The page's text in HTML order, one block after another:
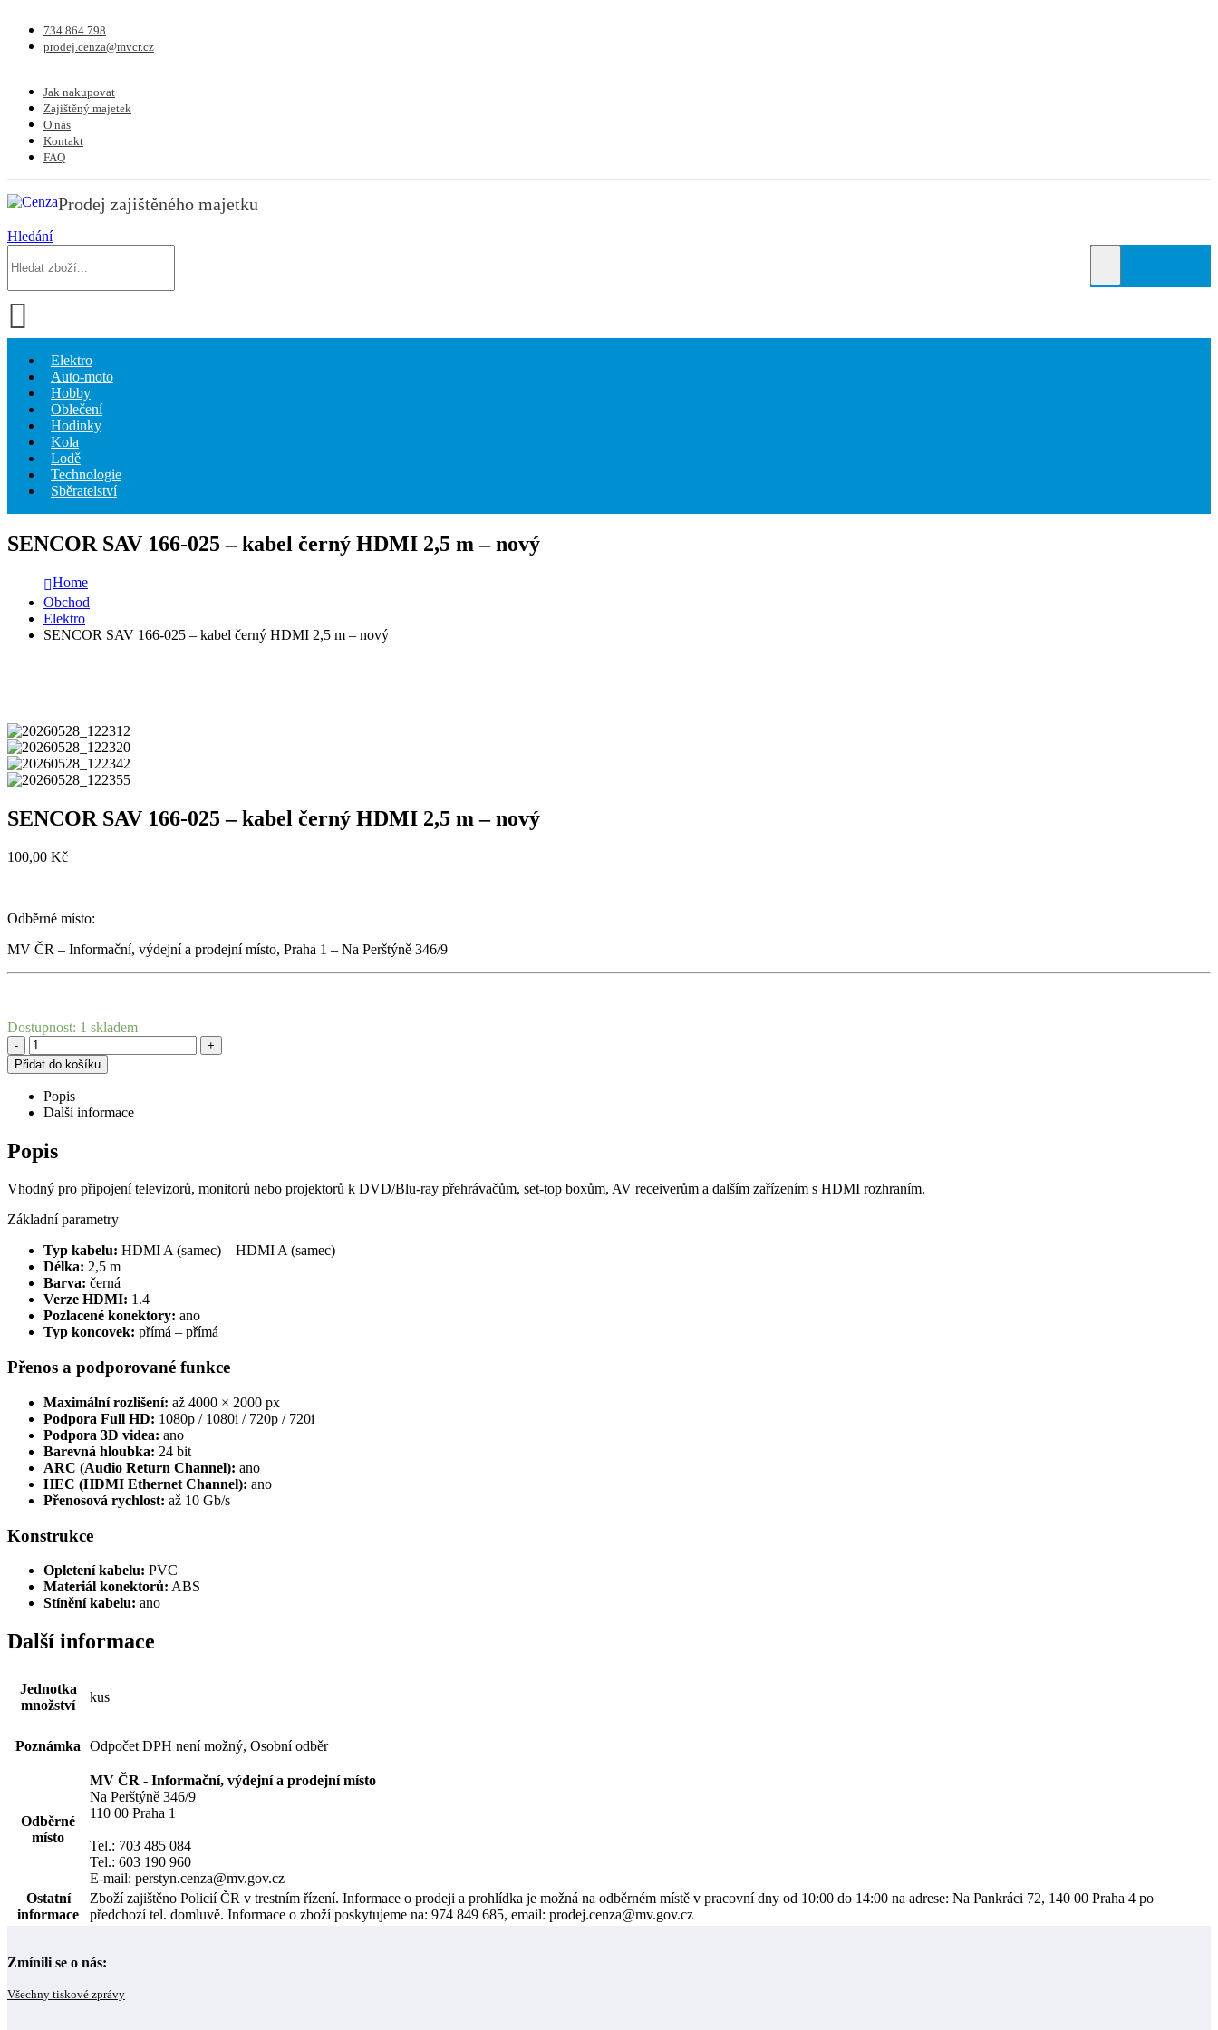
734 864 798
prodej.cenza@mvcr.cz
Jak nakupovat
Zajištěný majetek
O nás
Kontakt
FAQ
Prodej zajištěného majetku
Hledání
Elektro
Auto-moto
Hobby
Oblečení
Hodinky
Kola
Lodě
Technologie
Sběratelství
SENCOR SAV 166-025 – kabel černý HDMI 2,5 m – nový
Home
Obchod
Elektro
SENCOR SAV 166-025 – kabel černý HDMI 2,5 m – nový
SENCOR SAV 166-025 – kabel černý HDMI 2,5 m – nový
100,00 Kč
Odběrné místo:
MV ČR – Informační, výdejní a prodejní místo, Praha 1 – Na Perštýně 346/9
Dostupnost: 1 skladem
-
+
Přidat do košíku
Popis
Další informace
Popis
Vhodný pro připojení televizorů, monitorů nebo projektorů k DVD/Blu-ray přehrávačům, set-top boxům, AV receiverům a dalším zařízením s HDMI rozhraním.
Základní parametry
Typ kabelu: HDMI A (samec) – HDMI A (samec)
Délka: 2,5 m
Barva: černá
Verze HDMI: 1.4
Pozlacené konektory: ano
Typ koncovek: přímá – přímá
Přenos a podporované funkce
Maximální rozlišení: až 4000 × 2000 px
Podpora Full HD: 1080p / 1080i / 720p / 720i
Podpora 3D videa: ano
Barevná hloubka: 24 bit
ARC (Audio Return Channel): ano
HEC (HDMI Ethernet Channel): ano
Přenosová rychlost: až 10 Gb/s
Konstrukce
Opletení kabelu: PVC
Materiál konektorů: ABS
Stínění kabelu: ano
Další informace
Jednotka
množství
kus
Poznámka Odpočet DPH není možný, Osobní odběr
Odběrné
místo
MV ČR - Informační, výdejní a prodejní místo
Na Perštýně 346/9
110 00 Praha 1
Tel.: 703 485 084
Tel.: 603 190 960
E-mail: perstyn.cenza@mv.gov.cz
Ostatní
informace
Zboží zajištěno Policií ČR v trestním řízení. Informace o prodeji a prohlídka je možná na odběrném místě v pracovní dny od 10:00 do 14:00 na adrese: Na Pankráci 72, 140 00 Praha 4 po
předchozí tel. domluvě. Informace o zboží poskytujeme na: 974 849 685, email: prodej.cenza@mv.gov.cz
Zmínili se o nás:
Všechny tiskové zprávy